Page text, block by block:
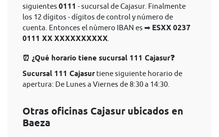
siguientes 0111 - sucursal de Cajasur. Finalmente
los 12 dígitos - dígitos de control y número de
cuenta. Entonces el nùmero IBAN es ➡ ESXX 0237
0111 XX XXXXXXXXXX
⏰ ¿Qué horario tiene sucursal 111 Cajasur❓
Sucursal 111 Cajasur tiene siguiente horario de
apertura: De Lunes a Viernes de 8:30 a 14:30.
Otras oficinas Cajasur ubicados en
Baeza